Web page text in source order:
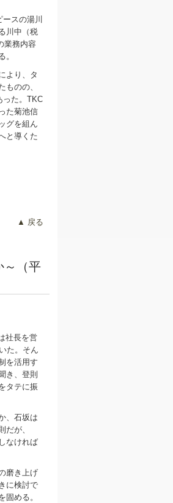
スの湯川
川中（税
業務内容
。
より、タ
ものの、
った。TKC
た菊池信
グを組ん
と導くた
▲ 戻る
～（平
社長を営
た。そん
を活用す
き、登則
タテに振
、石坂は
だが、
なければ
磨き上げ
に検討で
固める。